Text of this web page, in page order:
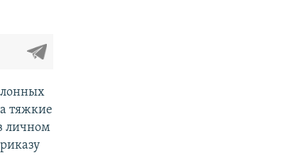
тяжкие
личном